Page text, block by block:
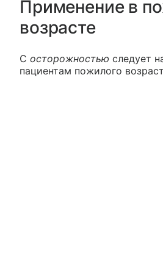
Применение в
возрасте
С осторожностью следует
пациентам пожилого